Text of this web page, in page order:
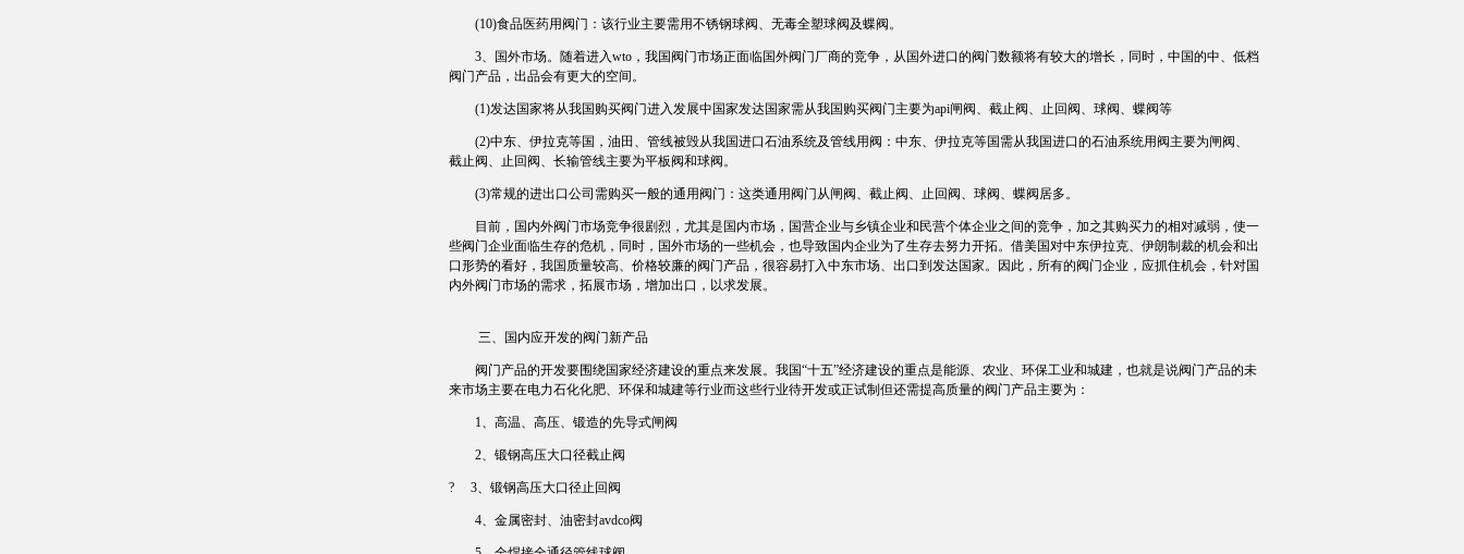
(10)食品医药用阀门：该行业主要需用不锈钢球阀、无毒全塑球阀及蝶阀。
3、国外市场。随着进入wto，我国阀门市场正面临国外阀门厂商的竞争，从国外进口的阀门数额将有较大的增长，同时，中国的中、低档
阀门产品，出品会有更大的空间。
(1)发达国家将从我国购买阀门进入发展中国家发达国家需从我国购买阀门主要为api闸阀、截止阀、止回阀、球阀、蝶阀等
(2)中东、伊拉克等国，油田、管线被毁从我国进口石油系统及管线用阀：中东、伊拉克等国需从我国进口的石油系统用阀主要为闸阀、
截止阀、止回阀、长输管线主要为平板阀和球阀。
(3)常规的进出口公司需购买一般的通用阀门：这类通用阀门从闸阀、截止阀、止回阀、球阀、蝶阀居多。
目前，国内外阀门市场竞争很剧烈，尤其是国内市场，国营企业与乡镇企业和民营个体企业之间的竞争，加之其购买力的相对减弱，使一
些阀门企业面临生存的危机，同时，国外市场的一些机会，也导致国内企业为了生存去努力开拓。借美国对中东伊拉克、伊朗制裁的机会和出
口形势的看好，我国质量较高、价格较廉的阀门产品，很容易打入中东市场、出口到发达国家。因此，所有的阀门企业，应抓住机会，针对国
内外阀门市场的需求，拓展市场，增加出口，以求发展。
三、国内应开发的阀门新产品
阀门产品的开发要围绕国家经济建设的重点来发展。我国“十五”经济建设的重点是能源、农业、环保工业和城建，也就是说阀门产品的未
来市场主要在电力石化化肥、环保和城建等行业而这些行业待开发或正试制但还需提高质量的阀门产品主要为：
1、高温、高压、锻造的先导式闸阀
2、锻钢高压大口径截止阀
? 3、锻钢高压大口径止回阀
4、金属密封、油密封avdco阀